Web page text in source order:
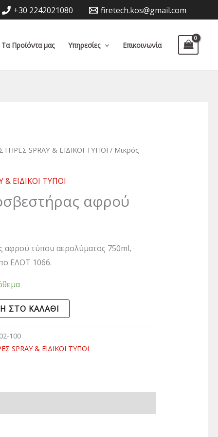
+30 2242021080 firetech.kos@gmail.com
Τα Προϊόντα μας Υπηρεσίες Επικοινωνία
SPRAY & ΕΙΔΙΚΟΙ ΤΥΠΟΙ / Μικρός
ΕΙΔΙΚΟΙ ΤΥΠΟΙ
αφρού
τύπου αερολύματος 750ml, ·
ΕΛΟΤ 1066.
ΣΤΟ ΚΑΛΆΘΙ
100
SPRAY & ΕΙΔΙΚΟΙ ΤΥΠΟΙ